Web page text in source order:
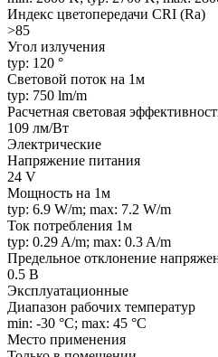
Индекс цветопередачи CRI (Ra)
>85
Угол излучения
typ: 120 °
Световой поток на 1м
typ: 750 lm/m
Расчетная световая
109 лм/Вт
Электрические
Напряжение питания
24 V
Мощность на 1м
typ: 6.9 W/m; max: 7.2 W/m
Ток потребления 1м
typ: 0.29 A/m; max: 0.3 A/m
Предельное отклонение
0.5 В
Эксплуатационные
Диапазон рабочих температур
min: -30 °C; max: 45 °C
Место применения